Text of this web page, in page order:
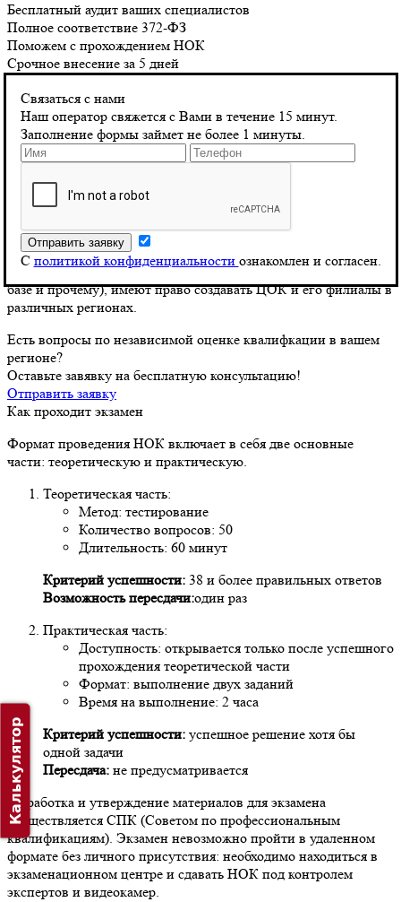
Бесплатный аудит ваших специалистов
Полное соответствие 372-ФЗ
Поможем с прохождением НОК
Срочное внесение за 5 дней
Связаться с нами
Наш оператор свяжется с Вами в течение 15 минут.
Заполнение формы займет не более 1 минуты.
С политикой конфиденциальности ознакомлен и согласен.
Экзамен НОК для строителей проводится только в тех
Центрах оценки квалификации (ЦОК-ах), которые имеют
аккредитацию от НОСТРОЙ, тогда как изыскатели и
проектировщики могут сдавать экзамен исключительно в
ЦОК-ах, аккредитованных НОПРИЗ. Аккредитовать и
утвердить ЦОК может только соответствующий Совет по
Любые организации, соответствующие определенным
критериям (по помещениям, оборудованию, материальной
базе и прочему), имеют право создавать ЦОК и его филиалы в
различных регионах.
Есть вопросы по независимой оценке квалифкации в вашем
регионе?
Оставьте завявку на бесплатную консультацию!
Отправить заявку
Как проходит экзамен
Формат проведения НОК включает в себя две основные
части: теоретическую и практическую.
Теоретическая часть:
Метод: тестирование
Количество вопросов: 50
Длительность: 60 минут
Критерий успешности: 38 и более правильных ответов
Возможность пересдачи:один раз
Практическая часть:
Доступность: открывается только после успешного
прохождения теоретической части
Формат: выполнение двух заданий
Время на выполнение: 2 часа
Критерий успешности: успешное решение хотя бы
одной задачи
Пересдача: не предусматривается
Разработка и утверждение материалов для экзамена
осуществляется СПК (Советом по профессиональным
квалификациям). Экзамен невозможно пройти в удаленном
формате без личного присутствия: необходимо находиться в
экзаменационном центре и сдавать НОК под контролем
экспертов и видеокамер.
Калькулятор